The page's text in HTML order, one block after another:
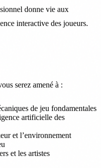
donne vie aux
interactive des joueurs.
serez amené à :
de jeu fondamentales
artificielle des
et l’environnement
et les artistes